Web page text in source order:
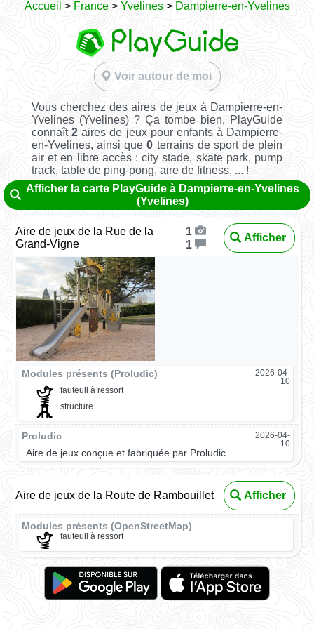
Accueil > France> Yvelines> Dampierre-en-Yvelines
Voir autour de moi
Vous cherchez des aires de jeux à Dampierre-en-
Yvelines (Yvelines) ? Ça tombe bien, PlayGuide
connaît 2aires de jeux pour enfants à Dampierre-
en-Yvelines, ainsi que0 terrains de sport de plein
air et en libre accès : city stade, skate park, pump
track, table de ping-pong, aire de fitness, ... !
Afficher la carte PlayGuide à Dampierre-en-Yvelines
(Yvelines)
Aire de jeux de la Rue de la
Grand-Vigne
1
1
Afficher
Modules présents (Proludic)
2026-04-
10
fauteuil à ressort
structure
Proludic
2026-04-
10
Aire de jeux conçue et fabriquée par Proludic.
Aire de jeux de la Route de Rambouillet Afficher
Modules présents (OpenStreetMap)
fauteuil à ressort